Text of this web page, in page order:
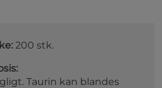
200 stk.
Taurin kan blandes